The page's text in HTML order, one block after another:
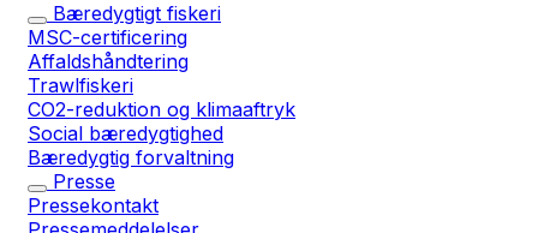
Bæredygtigt fiskeri
MSC-certificering
Affaldshåndtering
Trawlfiskeri
CO2-reduktion og klimaaftryk
Social bæredygtighed
Bæredygtig forvaltning
Presse
Pressekontakt